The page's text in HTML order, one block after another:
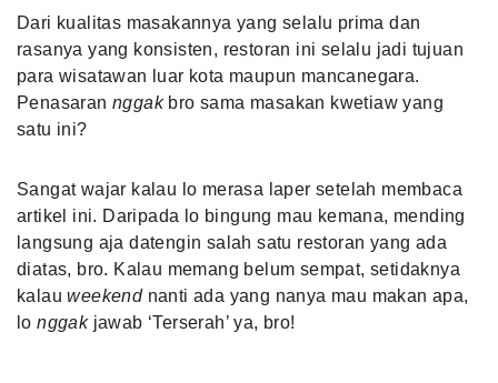
Dari kualitas masakannya yang selalu prima dan
rasanya yang konsisten, restoran ini selalu jadi tujuan
para wisatawan luar kota maupun mancanegara.
Penasarannggakbro sama masakan kwetiaw yang
satu ini?
Sangat wajar kalau lo merasa laper setelah membaca
artikel ini. Daripada lo bingung mau kemana, mending
langsung aja datengin salah satu restoran yang ada
diatas, bro. Kalau memang belum sempat, setidaknya
kalauweekendnanti ada yang nanya mau makan apa,
longgak jawab ‘Terserah’ ya, bro!